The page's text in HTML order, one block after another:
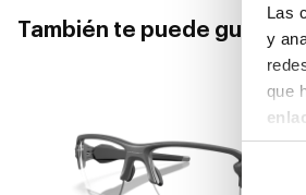
Las
y
Selección
También te puede gustar